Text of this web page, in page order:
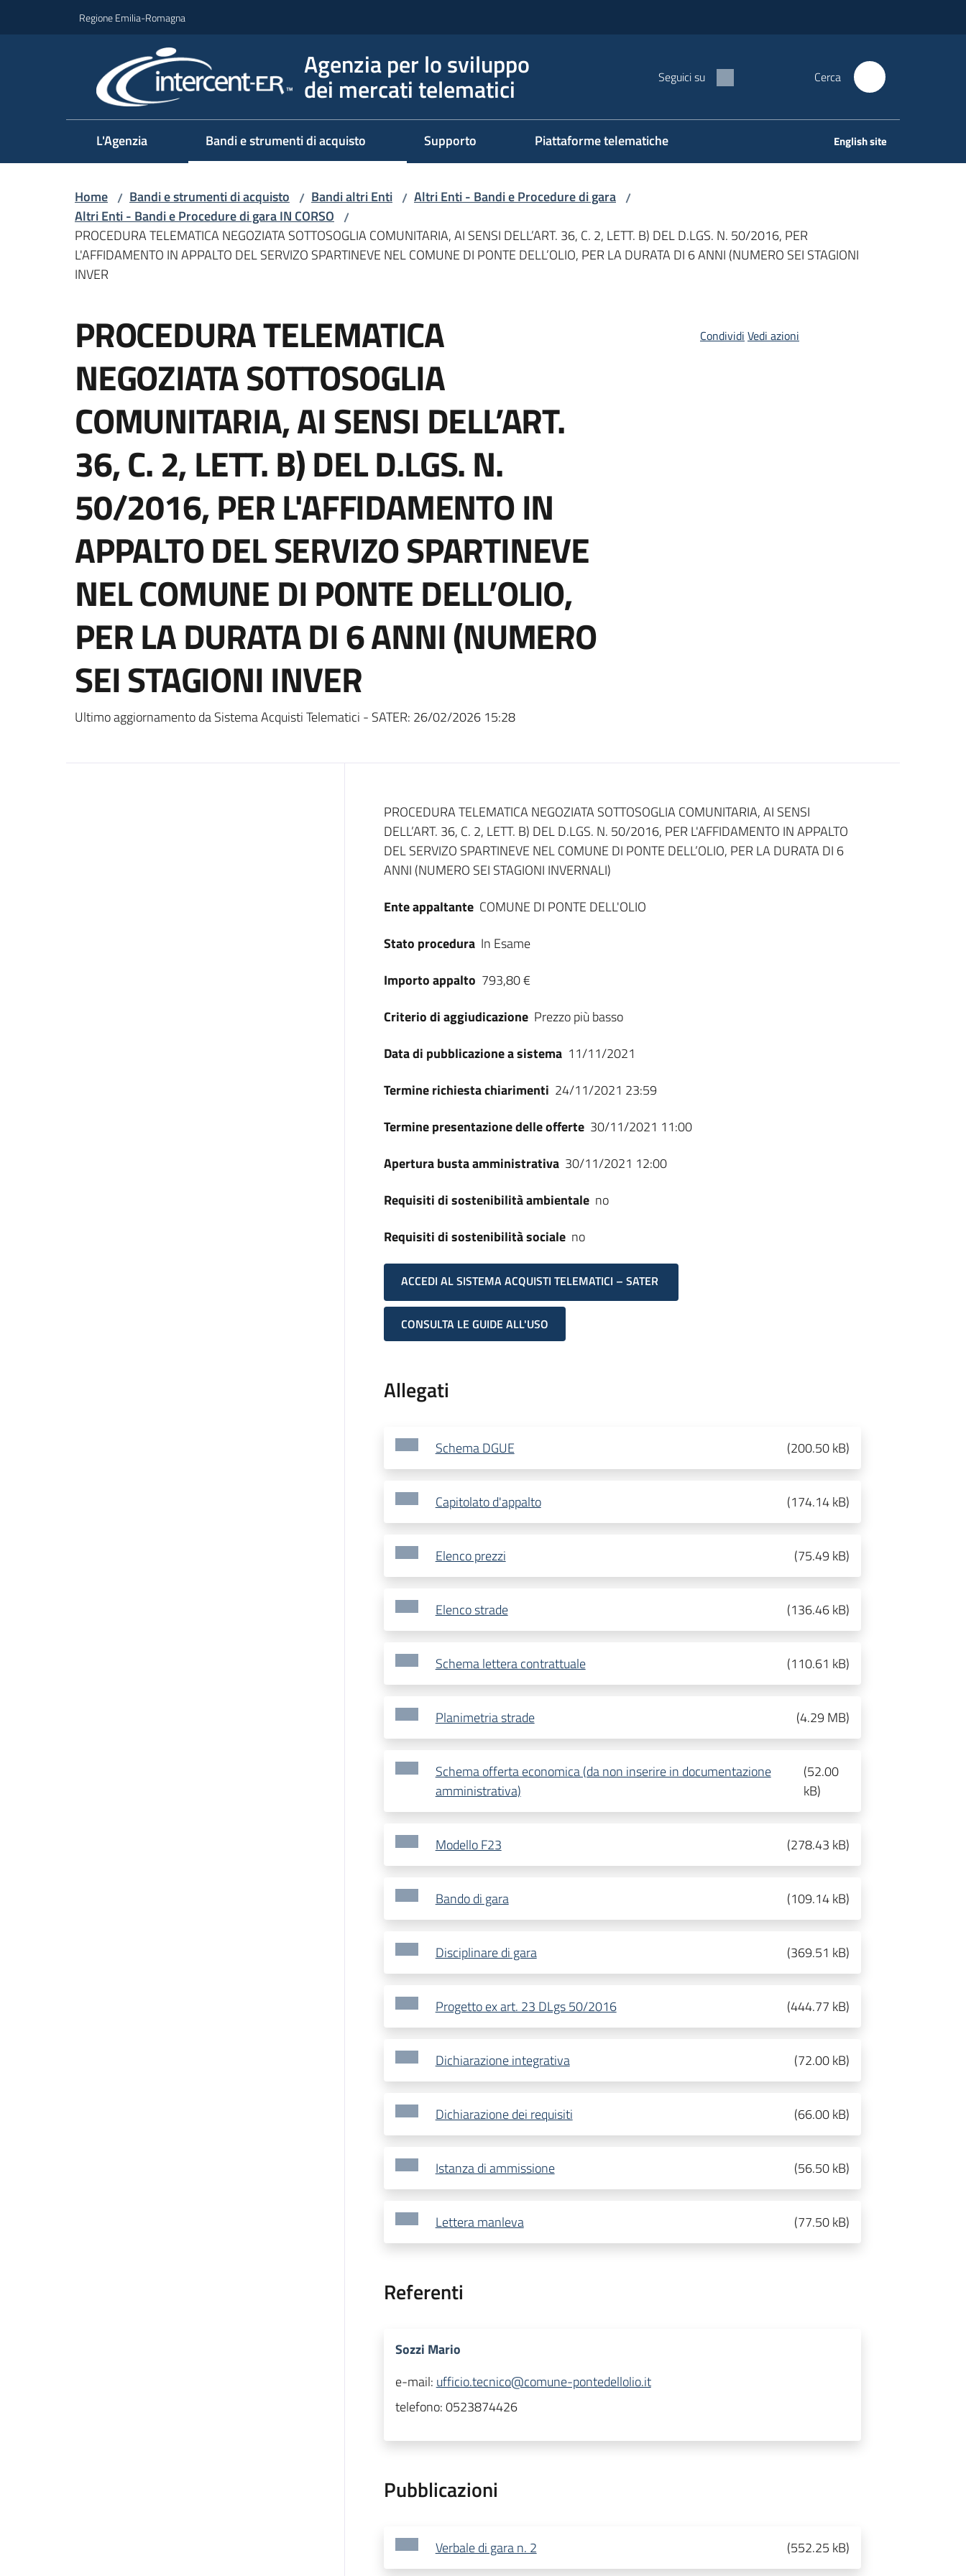
Regione Emilia-Romagna
Agenzia per lo sviluppo
dei mercati telematici Seguici su Cerca
L'Agenzia Bandi e strumenti di acquisto Supporto Piattaforme telematiche English site
Home / Bandi e strumenti di acquisto / Bandi altri Enti / Altri Enti - Bandi e Procedure di gara /
Altri Enti - Bandi e Procedure di gara IN CORSO /
PROCEDURA TELEMATICA NEGOZIATA SOTTOSOGLIA COMUNITARIA, AI SENSI DELL’ART. 36, C. 2, LETT. B) DEL D.LGS. N. 50/2016, PER
L'AFFIDAMENTO IN APPALTO DEL SERVIZO SPARTINEVE NEL COMUNE DI PONTE DELL’OLIO, PER LA DURATA DI 6 ANNI (NUMERO SEI STAGIONI
INVER
PROCEDURA TELEMATICA
NEGOZIATA SOTTOSOGLIA
COMUNITARIA, AI SENSI DELL’ART.
36, C. 2, LETT. B) DEL D.LGS. N.
50/2016, PER L'AFFIDAMENTO IN
APPALTO DEL SERVIZO SPARTINEVE
NEL COMUNE DI PONTE DELL’OLIO,
PER LA DURATA DI 6 ANNI (NUMERO
SEI STAGIONI INVER
Ultimo aggiornamento da Sistema Acquisti Telematici - SATER: 26/02/2026 15:28
Condividi Vedi azioni
Dati del bando
PROCEDURA TELEMATICA NEGOZIATA SOTTOSOGLIA COMUNITARIA, AI SENSI
DELL’ART. 36, C. 2, LETT. B) DEL D.LGS. N. 50/2016, PER L'AFFIDAMENTO IN APPALTO
DEL SERVIZO SPARTINEVE NEL COMUNE DI PONTE DELL’OLIO, PER LA DURATA DI 6
ANNI (NUMERO SEI STAGIONI INVERNALI)
Ente appaltante COMUNE DI PONTE DELL'OLIO
Stato procedura In Esame
Importo appalto 793,80 €
Criterio di aggiudicazione Prezzo più basso
Data di pubblicazione a sistema 11/11/2021
Termine richiesta chiarimenti 24/11/2021 23:59
Termine presentazione delle offerte 30/11/2021 11:00
Apertura busta amministrativa 30/11/2021 12:00
Requisiti di sostenibilità ambientale no
Requisiti di sostenibilità sociale no
ACCEDI AL SISTEMA ACQUISTI TELEMATICI – SATER
CONSULTA LE GUIDE ALL'USO
Allegati
Schema DGUE (200.50 kB)
Capitolato d'appalto (174.14 kB)
Elenco prezzi (75.49 kB)
Elenco strade (136.46 kB)
Schema lettera contrattuale (110.61 kB)
Planimetria strade (4.29 MB)
Schema offerta economica (da non inserire in documentazione
amministrativa)
(52.00
kB)
Modello F23 (278.43 kB)
Bando di gara (109.14 kB)
Disciplinare di gara (369.51 kB)
Progetto ex art. 23 DLgs 50/2016 (444.77 kB)
Dichiarazione integrativa (72.00 kB)
Dichiarazione dei requisiti (66.00 kB)
Istanza di ammissione (56.50 kB)
Lettera manleva (77.50 kB)
Referenti
Sozzi Mario
e-mail: ufficio.tecnico@comune-pontedellolio.it
telefono:0523874426
Pubblicazioni
Verbale di gara n. 2 (552.25 kB)